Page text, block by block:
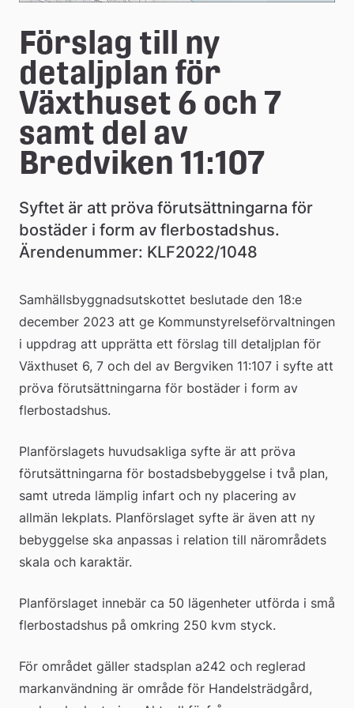
Förslag till ny
detaljplan för
Växthuset 6 och 7
samt del av
Bredviken 11:107
Syftet är att pröva förutsättningarna för
bostäder i form av flerbostadshus.
Ärendenummer: KLF2022/1048
Samhällsbyggnadsutskottet beslutade den 18:e
december 2023 att ge Kommunstyrelseförvaltningen
i uppdrag att upprätta ett förslag till detaljplan för
Växthuset 6, 7 och del av Bergviken 11:107 i syfte att
pröva förutsättningarna för bostäder i form av
flerbostadshus.
Planförslagets huvudsakliga syfte är att pröva
förutsättningarna för bostadsbebyggelse i två plan,
samt utreda lämplig infart och ny placering av
allmän lekplats. Planförslaget syfte är även att ny
bebyggelse ska anpassas i relation till närområdets
skala och karaktär.
Planförslaget innebär ca 50 lägenheter utförda i små
flerbostadshus på omkring 250 kvm styck.
För området gäller stadsplan a242 och reglerad
markanvändning är område för Handelsträdgård,